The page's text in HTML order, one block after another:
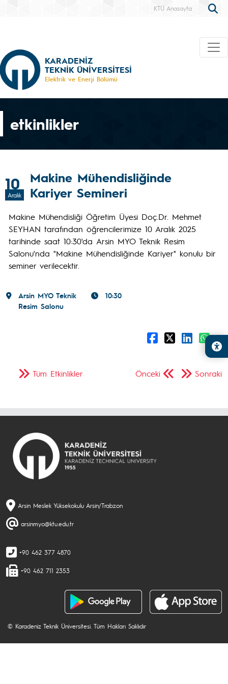
KTÜ Anasayfa
KARADENİZ
TEKNİK ÜNİVERSİTESİ
Elektrik ve Enerji Bölümü
etkinlikler
10
Aralık
Makine Mühendisliğinde
Kariyer Semineri
Makine Mühendisliği Öğretim Üyesi Doç.Dr. Mehmet
SEYHAN tarafından öğrencilerimize 10 Aralık 2025
tarihinde saat 10:30'da Arsin MYO Teknik Resim
Salonu'nda "Makine Mühendisliğinde Kariyer" konulu bir
seminer verilecektir.
Arsin MYO Teknik
Resim Salonu
10:30
Önceki Sonraki
Tüm Etkinlikler
Arsin Meslek Yüksekokulu Arsin/Trabzon
arsinmyo@ktu.edu.tr
+90 462 377 4870
+90 462 711 2353
© Karadeniz Teknik Üniversitesi. Tüm Hakları Saklıdır